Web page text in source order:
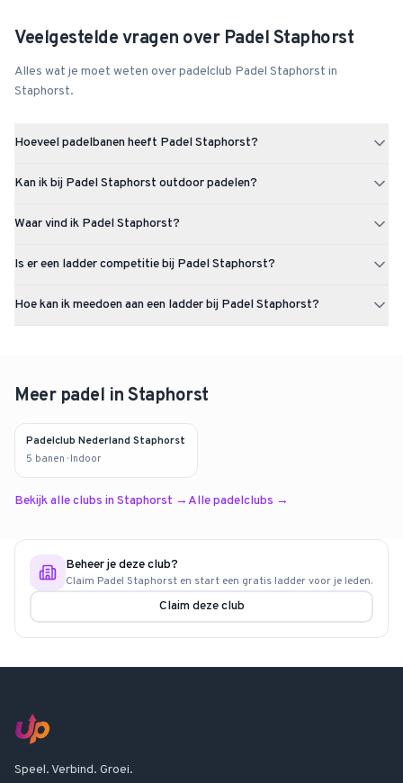
Veelgestelde vragen over Padel Staphorst
Alles wat je moet weten over padelclub Padel Staphorst in
Staphorst.
Hoeveel padelbanen heeft Padel Staphorst?
gevestigd in Staphorst.
Kan ik bij Padel Staphorst outdoor padelen?
Waar vind ik Padel Staphorst?
Is er een ladder competitie bij Padel Staphorst?
Staphorst. Via Uppadel kun je een ladder starten of je aanmelden
zodra er een beschikbaar komt.
Hoe kan ik meedoen aan een ladder bij Padel Staphorst?
een team aanmaken. Je wordt ingedeeld op speelsterkte en speelt
op eigen tempo.
Meer padel inStaphorst
Padelclub Nederland Staphorst
5 banen · Indoor
Bekijk alle clubs in Staphorst →Alle padelclubs →
Beheer je deze club?
Claim Padel Staphorst en start een gratis ladder voor je leden.
Claim deze club
Speel. Verbind. Groei.